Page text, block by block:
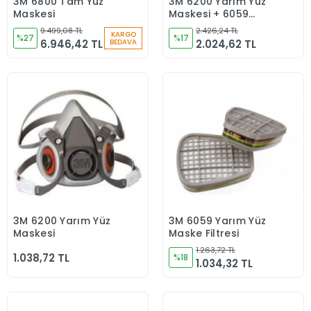
Sepete Ekle
Maskesi
%27
9.499,08 TL
6.946,42 TL
KARGO
BEDAVA
Sepete Ekle
Maskesi + 6059
FİLTRE TAKIM
%17
2.426,24 TL
2.024,62 TL
Sepete Ekle
3M 6200 Yarım Yüz
Maskesi
1.038,72 TL
Sepete Ekle
3M 6059 Yarım Yüz
Maske Filtresi
%18
1.263,72 TL
1.034,32 TL